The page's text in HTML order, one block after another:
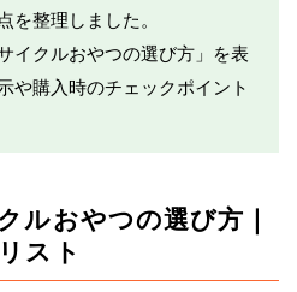
を整理しました。
イクルおやつの選び方」を表
や購入時のチェックポイント
ルおやつの選び方｜
スト